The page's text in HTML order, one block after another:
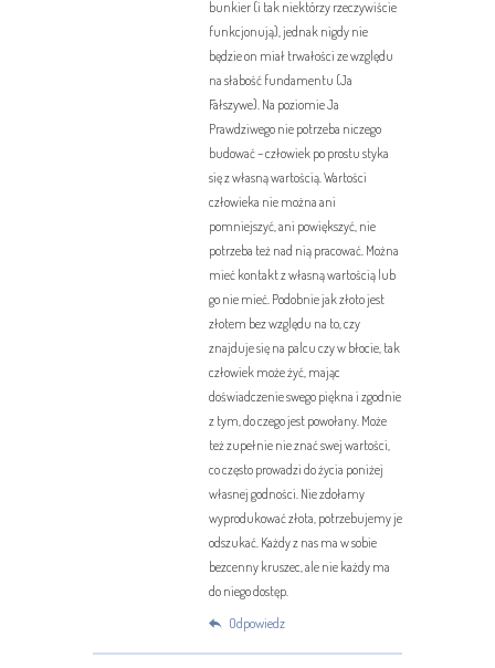
bunkier (i tak niektórzy rzeczywiście
funkcjonują), jednak nigdy nie
będzie on miał trwałości ze względu
na słabość fundamentu (Ja
Fałszywe). Na poziomie Ja
Prawdziwego nie potrzeba niczego
budować – człowiek po prostu styka
się z własną wartością. Wartości
człowieka nie można ani
pomniejszyć, ani powiększyć, nie
potrzeba też nad nią pracować. Można
mieć kontakt z własną wartością lub
go nie mieć. Podobnie jak złoto jest
złotem bez względu na to, czy
znajduje się na palcu czy w błocie, tak
człowiek może żyć, mając
doświadczenie swego piękna i zgodnie
z tym, do czego jest powołany. Może
też zupełnie nie znać swej wartości,
co często prowadzi do życia poniżej
własnej godności. Nie zdołamy
wyprodukować złota, potrzebujemy je
odszukać. Każdy z nas ma w sobie
bezcenny kruszec, ale nie każdy ma
do niego dostęp.
Odpowiedz